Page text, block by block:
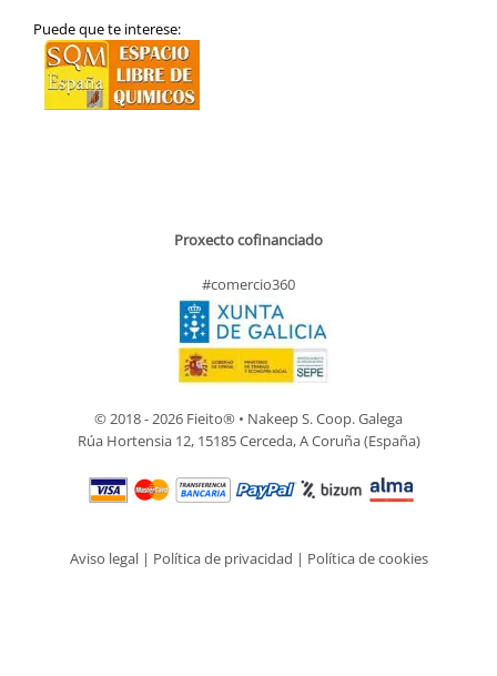
Puede que te interese:
Proxecto cofinanciado
#comercio360
© 2018 - 2026 Fieito® • Nakeep S. Coop. Galega
Rúa Hortensia 12, 15185 Cerceda, A Coruña (España)
Aviso legal| Política de privacidad | Política de cookies